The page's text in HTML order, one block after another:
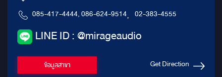
085-417-4444, 086-624-9514, 02-383-4555
LINE ID : @mirageaudio
ข้อมูลสาขา Get Direction